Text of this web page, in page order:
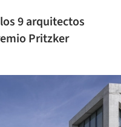
9 arquitectos
Pritzker